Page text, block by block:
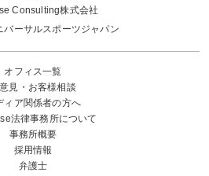
Consulting株式会社
バーサルスポーツジャパン
オフィス一覧
見・お客様相談
ィア関係者の方へ
法律事務所について
事務所概要
採用情報
弁護士